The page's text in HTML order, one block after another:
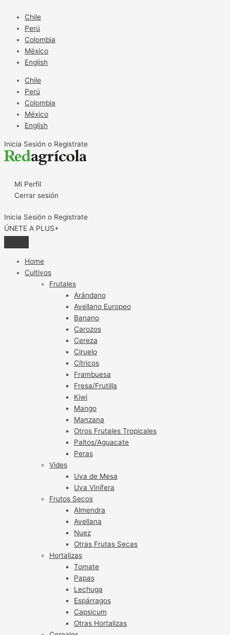
contenido
Chile
Perú
Colombia
México
English
Chile
Perú
Colombia
México
English
Inicia Sesión o Registrate
Mi Perfil
Cerrar sesión
Inicia Sesión o Registrate
ÚNETE A PLUS+
Home
Cultivos
Frutales
Arándano
Avellano Europeo
Banano
Carozos
Cereza
Ciruelo
Cítricos
Frambuesa
Fresa/Frutilla
Kiwi
Mango
Manzana
Otros Frutales Tropicales
Paltos/Aguacate
Peras
Vides
Uva de Mesa
Uva Vinífera
Frutos Secos
Almendra
Avellana
Nuez
Otras Frutas Secas
Hortalizas
Tomate
Papas
Lechuga
Espárragos
Capsicum
Otras Hortalizas